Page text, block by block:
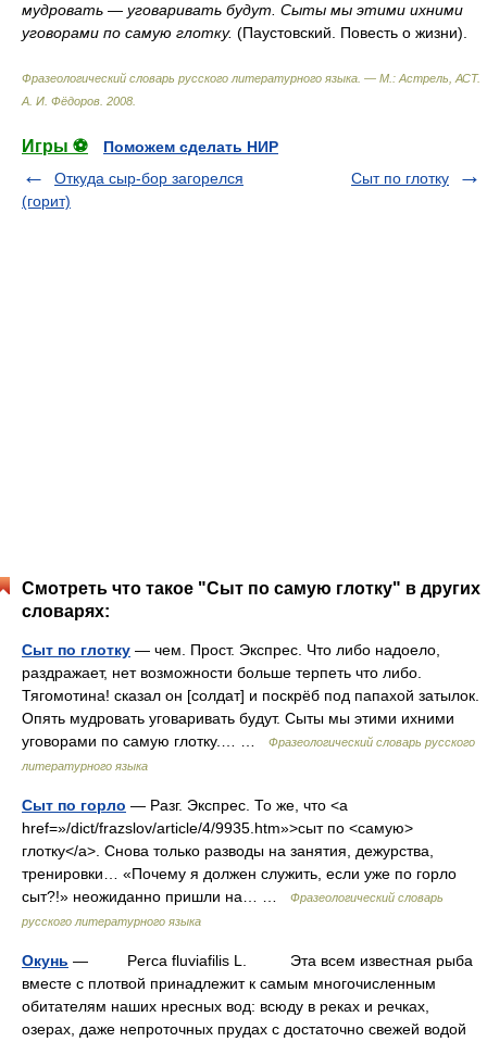
мудровать — уговаривать будут. Сыты мы этими ихними
уговорами по самую глотку. (Паустовский. Повесть о жизни).
Фразеологический словарь русского литературного языка. — М.: Астрель, АСТ.
А. И. Фёдоров 2008
Игры ⚽
Поможем сделать НИР
Откуда сыр-бор загорелся
(горит)
Сыт по глотку
Смотреть что такое "Сыт по самую глотку" в других
словарях:
Сыт по глотку — чем. Прост. Экспрес. Что либо надоело,
раздражает, нет возможности больше терпеть что либо.
Тягомотина! сказал он [солдат] и поскрёб под папахой затылок.
Опять мудровать уговаривать будут. Сыты мы этими ихними
уговорами по самую глотку.… …
Фразеологический словарь русского
литературного языка
Сыт по горло — Разг. Экспрес. То же, что <a
href=»/dict/frazslov/article/4/9935.htm»>сыт по <самую>
глотку</a>. Снова только разводы на занятия, дежурства,
тренировки… «Почему я должен служить, если уже по горло
сыт?!» неожиданно пришли на… …
Фразеологический словарь
русского литературного языка
Окунь — Perca fluviafilis L. Эта всем известная рыба
вместе с плотвой принадлежит к самым многочисленным
обитателям наших нресных вод: всюду в реках и речках,
озерах, даже непроточных прудах с достаточно свежей водой